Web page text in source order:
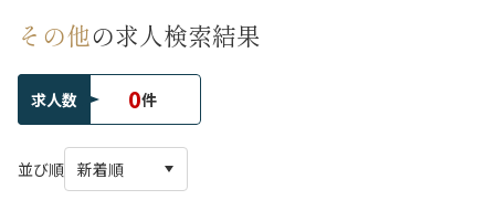
その他の求人検索結果
求人数 0件
並び順